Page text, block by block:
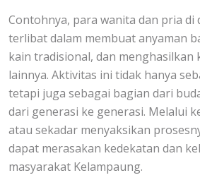
Contohnya, para wanita dan pria di
terlibat dalam membuat anyaman
kain tradisional, dan menghasilkan
lainnya. Aktivitas ini tidak hanya
tetapi juga sebagai bagian dari
dari generasi ke generasi. Melalui
atau sekadar menyaksikan
dapat merasakan kedekatan dan
masyarakat Kelampaung.